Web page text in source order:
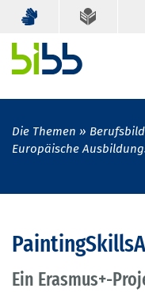
Die Themen
Europäische
Ein Erasmus+-